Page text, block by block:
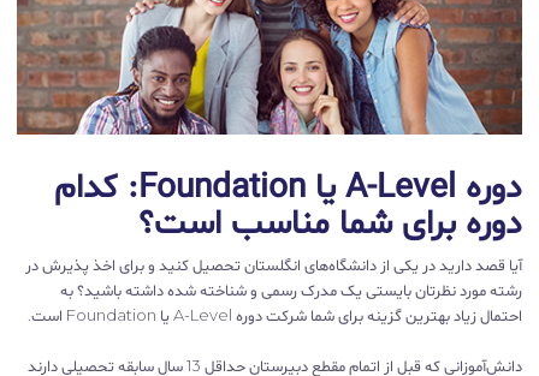
دوره A-Level یا Foundation: کدام
دوره برای شما مناسب است؟
آیا قصد دارید در یکی از دانشگاه‌های انگلستان تحصیل کنید و برای اخذ پذیرش در
رشته مورد نظرتان بایستی یک مدرک رسمی و شناخته شده داشته باشید؟ به
احتمال زیاد بهترین گزینه برای شما شرکت دوره A-Level یا Foundation است.
دانش‌آموزانی که قبل از اتمام مقطع دبیرستان حداقل 13 سال سابقه تحصیلی دارند